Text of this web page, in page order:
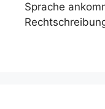
Sprache